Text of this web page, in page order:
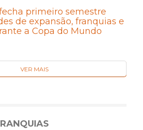
primeiro semestre
de expansão, franquias e
a Copa do Mundo
VER MAIS